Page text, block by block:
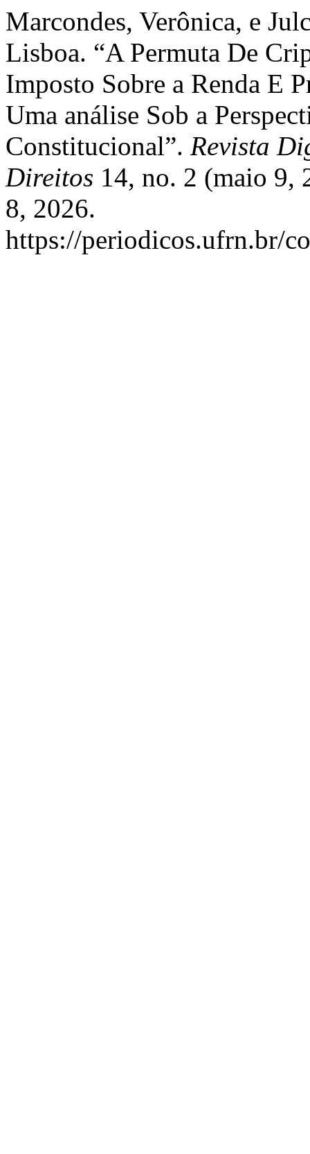
Marcondes, Verônica, e
Lisboa. “A Permuta De
Imposto Sobre a Renda E
Uma análise Sob a
Constitucional”. Revista
Direitos 14, no. 2 (maio 9,
8, 2026.
https://periodicos.ufrn.br/